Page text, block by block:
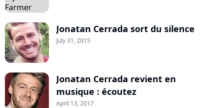
Jonatan Cerrada sort du silence
July 31, 2015
Jonatan Cerrada revient en
musique : écoutez
April 13, 2017